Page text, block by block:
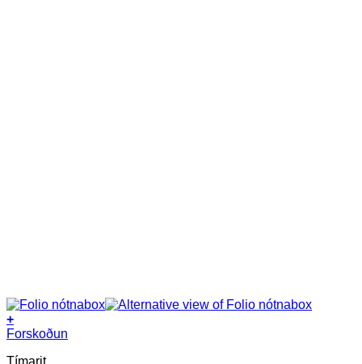
+
Forskoðun